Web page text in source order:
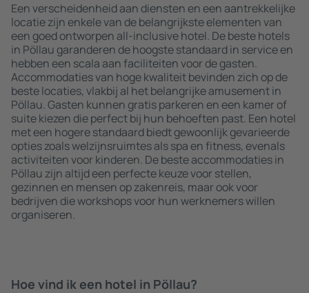
Een verscheidenheid aan diensten en een aantrekkelijke
locatie zijn enkele van de belangrijkste elementen van
een goed ontworpen all-inclusive hotel. De beste hotels
in Pöllau garanderen de hoogste standaard in service en
hebben een scala aan faciliteiten voor de gasten.
Accommodaties van hoge kwaliteit bevinden zich op de
beste locaties, vlakbij al het belangrijke amusement in
Pöllau. Gasten kunnen gratis parkeren en een kamer of
suite kiezen die perfect bij hun behoeften past. Een hotel
met een hogere standaard biedt gewoonlijk gevarieerde
opties zoals welzijnsruimtes als spa en fitness, evenals
activiteiten voor kinderen. De beste accommodaties in
Pöllau zijn altijd een perfecte keuze voor stellen,
gezinnen en mensen op zakenreis, maar ook voor
bedrijven die workshops voor hun werknemers willen
organiseren.
Hoe vind ik een hotel in Pöllau?